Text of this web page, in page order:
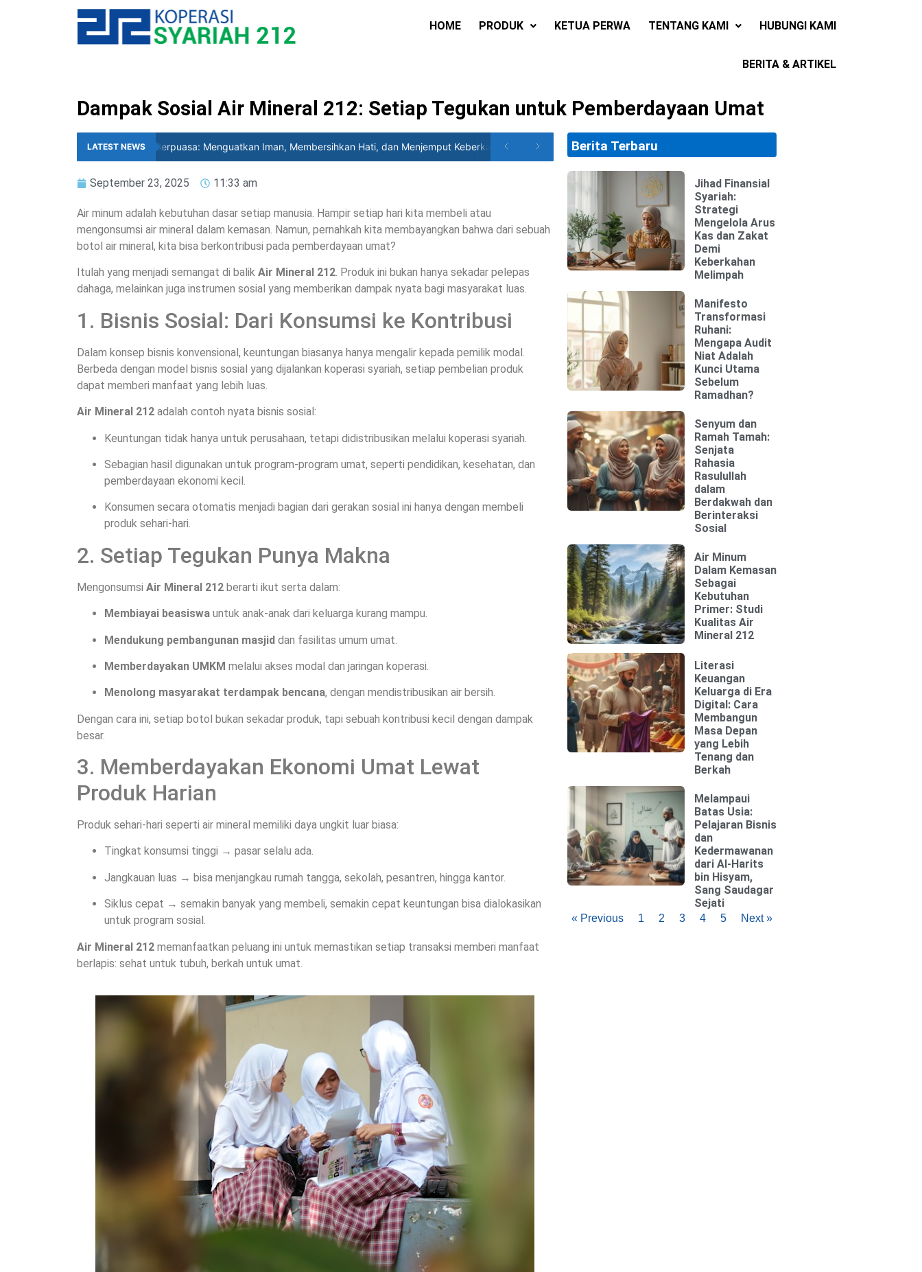
HOME PRODUK KETUA PERWA TENTANG KAMI HUBUNGI KAMI
BERITA & ARTIKEL
Dampak Sosial Air Mineral 212: Setiap Tegukan untuk Pemberdayaan Umat
LATEST NEWS
Amalan-Amalan Saat Berpuasa: Menguatkan Iman, Membersihkan Hati, dan Menjemput Keberkahan Rekonsiliasi Sosial: Menghapus “Piutang” Dendam dan Membersihkan Sengketa Muamalah
September 23, 2025 11:33 am
Air minum adalah kebutuhan dasar setiap manusia. Hampir setiap hari kita membeli atau
mengonsumsi air mineral dalam kemasan. Namun, pernahkah kita membayangkan bahwa dari sebuah
botol air mineral, kita bisa berkontribusi pada pemberdayaan umat?
Itulah yang menjadi semangat di balik Air Mineral 212. Produk ini bukan hanya sekadar pelepas
dahaga, melainkan juga instrumen sosial yang memberikan dampak nyata bagi masyarakat luas.
1. Bisnis Sosial: Dari Konsumsi ke Kontribusi
Dalam konsep bisnis konvensional, keuntungan biasanya hanya mengalir kepada pemilik modal.
Berbeda dengan model bisnis sosial yang dijalankan koperasi syariah, setiap pembelian produk
dapat memberi manfaat yang lebih luas.
Air Mineral 212 adalah contoh nyata bisnis sosial:
Keuntungan tidak hanya untuk perusahaan, tetapi didistribusikan melalui koperasi syariah.
Sebagian hasil digunakan untuk program-program umat, seperti pendidikan, kesehatan, dan
pemberdayaan ekonomi kecil.
Konsumen secara otomatis menjadi bagian dari gerakan sosial ini hanya dengan membeli
produk sehari-hari.
2. Setiap Tegukan Punya Makna
Mengonsumsi Air Mineral 212 berarti ikut serta dalam:
Membiayai beasiswa untuk anak-anak dari keluarga kurang mampu.
Mendukung pembangunan masjid dan fasilitas umum umat.
Memberdayakan UMKM melalui akses modal dan jaringan koperasi.
Menolong masyarakat terdampak bencana, dengan mendistribusikan air bersih.
Dengan cara ini, setiap botol bukan sekadar produk, tapi sebuah kontribusi kecil dengan dampak
besar.
3. Memberdayakan Ekonomi Umat Lewat
Produk Harian
Produk sehari-hari seperti air mineral memiliki daya ungkit luar biasa:
Tingkat konsumsi tinggi → pasar selalu ada.
Jangkauan luas → bisa menjangkau rumah tangga, sekolah, pesantren, hingga kantor.
Siklus cepat → semakin banyak yang membeli, semakin cepat keuntungan bisa dialokasikan
untuk program sosial.
Air Mineral 212 memanfaatkan peluang ini untuk memastikan setiap transaksi memberi manfaat
berlapis: sehat untuk tubuh, berkah untuk umat.
Berita Terbaru
Jihad Finansial
Syariah:
Strategi
Mengelola Arus
Kas dan Zakat
Demi
Keberkahan
Melimpah
Manifesto
Transformasi
Ruhani:
Mengapa Audit
Niat Adalah
Kunci Utama
Sebelum
Ramadhan?
Senyum dan
Ramah Tamah:
Senjata
Rahasia
Rasulullah
dalam
Berdakwah dan
Berinteraksi
Sosial
Air Minum
Dalam Kemasan
Sebagai
Kebutuhan
Primer: Studi
Kualitas Air
Mineral 212
Literasi
Keuangan
Keluarga di Era
Digital: Cara
Membangun
Masa Depan
yang Lebih
Tenang dan
Berkah
Melampaui
Batas Usia:
Pelajaran Bisnis
dan
Kedermawanan
dari Al-Harits
bin Hisyam,
Sang Saudagar
Sejati
« Previous 1 2 3 4 5 Next »